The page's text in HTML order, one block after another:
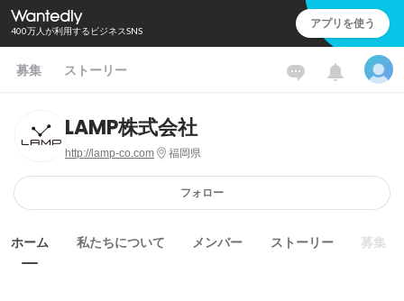
400万人が利用するビジネスSNS アプリを使う
募集 ストーリー
LAMP株式会社
http://lamp-co.com 福岡県
フォロー
ホーム 私たちについて メンバー ストーリー 募集